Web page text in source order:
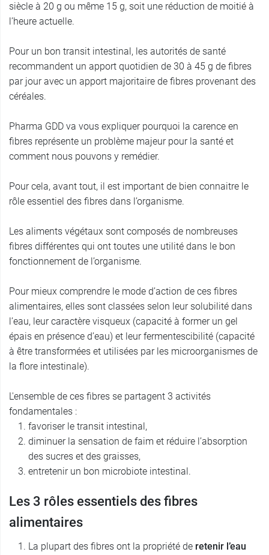
siècle à 20 g ou même 15 g, soit une réduction de moitié à
l’heure actuelle.
Pour un bon transit intestinal, les autorités de santé
recommandent un apport quotidien de 30 à 45 g de fibres
par jour avec un apport majoritaire de fibres provenant des
céréales.
Pharma GDD va vous expliquer pourquoi la carence en
fibres représente un problème majeur pour la santé et
comment nous pouvons y remédier.
Pour cela, avant tout, il est important de bien connaitre le
rôle essentiel des fibres dans l’organisme.
Les aliments végétaux sont composés de nombreuses
fibres différentes qui ont toutes une utilité dans le bon
fonctionnement de l’organisme.
Pour mieux comprendre le mode d’action de ces fibres
alimentaires, elles sont classées selon leur solubilité dans
l’eau, leur caractère visqueux (capacité à former un gel
épais en présence d’eau) et leur fermentescibilité (capacité
à être transformées et utilisées par les microorganismes de
la flore intestinale).
L'ensemble de ces fibres se partagent 3 activités
fondamentales :
favoriser le transit intestinal,
diminuer la sensation de faim et réduire l’absorption
des sucres et des graisses,
entretenir un bon microbiote intestinal.
Les 3 rôles essentiels des fibres
alimentaires
La plupart des fibres ont la propriété de retenir l’eau